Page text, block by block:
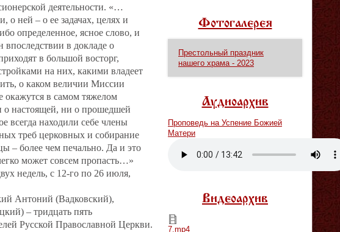
деятельности. «…
ней – о ее задачах, целях и
определенное, ясное слово, и
в докладе о
в большой восторг,
на них, какими владеет
о каком величии Миссии
окажутся в самом тяжелом
о настоящей, ни о прошедшей
всегда находили себе члены
треб церковных и собирание
– более чем печально. Да и это
может совсем пропасть…»
недель, с 12‐го по 26 июля,
Антоний (Вадковский),
– тридцать пять
Русской Православной Церкви.
Фотогалерея
Престольный праздник
нашего храма - 2023
Аудиоархив
Проповедь на Успение Божией
Матери
Видеоархив
7.mp4
7.mp4